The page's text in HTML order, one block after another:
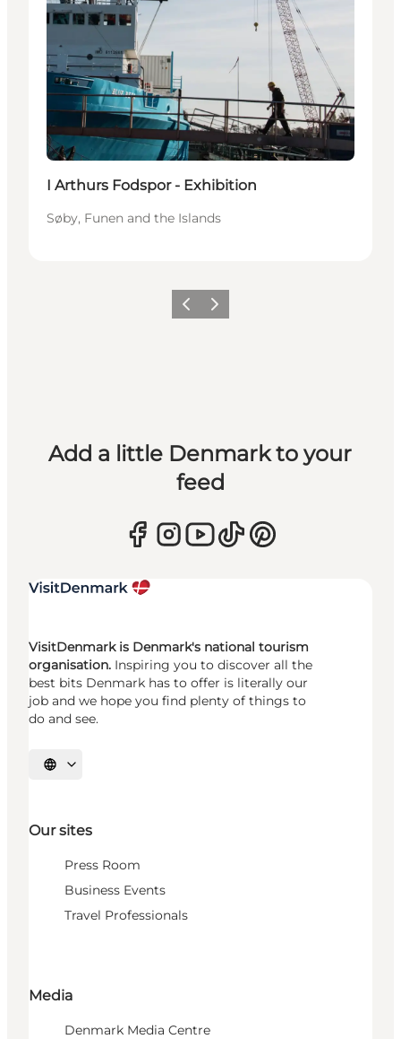
I Arthurs Fodspor - Exhibition
Søby, Funen and the Islands
Previous
Next
Add a little Denmark to your
feed
VisitDenmark is Denmark's national tourism
organisation. Inspiring you to discover all the
best bits Denmark has to offer is literally our
job and we hope you find plenty of things to
do and see.
Select language
Our sites
Press Room
Business Events
Travel Professionals
Media
Denmark Media Centre